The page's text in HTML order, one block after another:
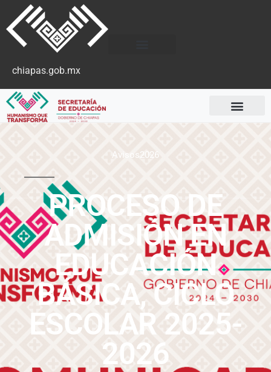
chiapas.gob.mx
Avisos2026
PROCESO DE
ADMISIÓN EN
EDUCACIÓN
BÁSICA, CICLO
ESCOLAR 2025-
2026